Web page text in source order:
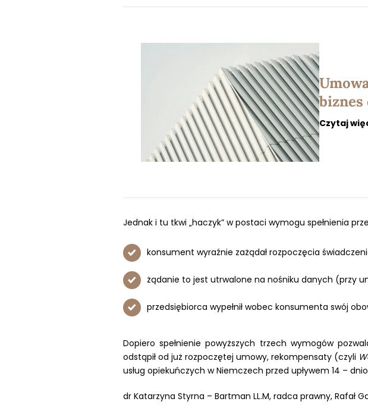
biznes
Czytaj
Jednak i tu tkwi „haczyk” w postaci wymogu spełnienia
konsument wyraźnie zażądał rozpoczęcia
żądanie to jest utrwalone na nośniku danych (przy
przedsiębiorca wypełnił wobec konsumenta swój
Dopiero spełnienie powyższych trzech wymogów
odstąpił od już rozpoczętej umowy, rekompensaty (czyli
usług opiekuńczych w Niemczech przed upływem 14 –
dr Katarzyna Styrna – Bartman LL.M, radca prawny, Rafał